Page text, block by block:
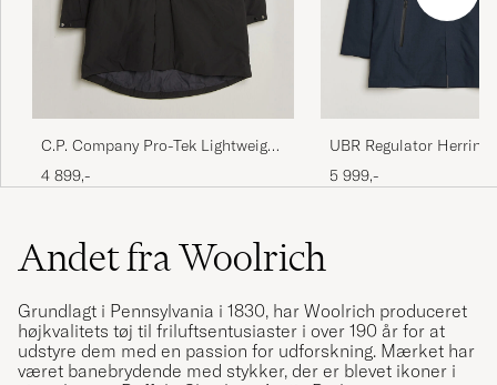
C.P. Company Pro-Tek Lightweight
Padded Parka Black
4 899,-
UBR Regulator
Navy
5 999,-
Andet fra Woolrich
Grundlagt i Pennsylvania i 1830, har Woolrich produceret
højkvalitets tøj til friluftsentusiaster i over 190 år for at
udstyre dem med en passion for udforskning. Mærket har
været banebrydende med stykker, der er blevet ikoner i